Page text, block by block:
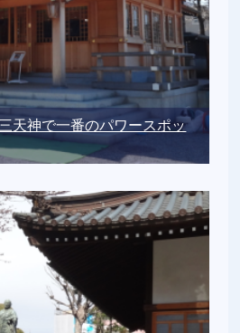
天神で一番のパワースポッ